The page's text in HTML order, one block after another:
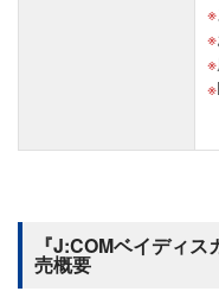
『J:COMベイディ
売概要